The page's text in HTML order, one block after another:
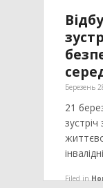
Березень
21
Filed in